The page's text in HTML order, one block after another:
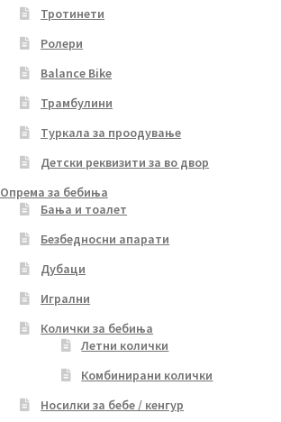
Тротинети
Ролери
Balance Bike
Трамбулини
Туркала за проодување
Детски реквизити за во двор
Опрема за бебиња
Бања и тоалет
Безбедносни апарати
Дубаци
Игрални
Колички за бебиња
Летни колички
Комбинирани колички
Носилки за бебе / кенгур